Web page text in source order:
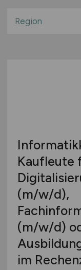
befristete
geringfügige
Ausbildung /
Praktikum
Region
Mecklenburg-
Niedersachsen
Nordrhein-
Rheinland-Pfalz
Saarland
Sachsen
Sachsen-
Schleswig-
Thüringen
Kaufleute
(m/w/d),
(m/w/d)
im